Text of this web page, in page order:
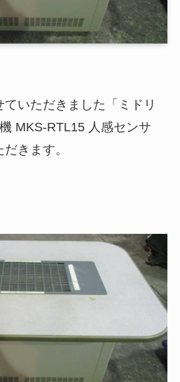
いただきました「ミドリ
MKS-RTL15 人感センサ
きます。